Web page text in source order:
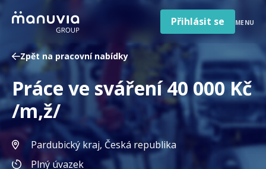
Poradna a články
Pro firmy a zaměstnavatele
O nás
Čeština
Jazyk
Česká republika
Země
/
region
Přihlásit se MENU
Zpět na pracovní nabídky
Práce ve sváření 40 000 Kč
/m,ž/
Pardubický kraj, Česká republika
Plný úvazek